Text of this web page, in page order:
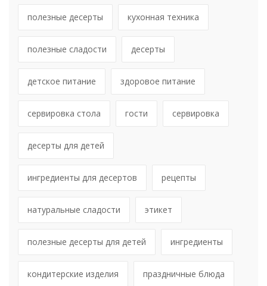
полезные десерты кухонная техника
полезные сладости десерты
детское питание здоровое питание
сервировка стола гости сервировка
десерты для детей
ингредиенты для десертов рецепты
натуральные сладости этикет
полезные десерты для детей ингредиенты
кондитерские изделия праздничные блюда